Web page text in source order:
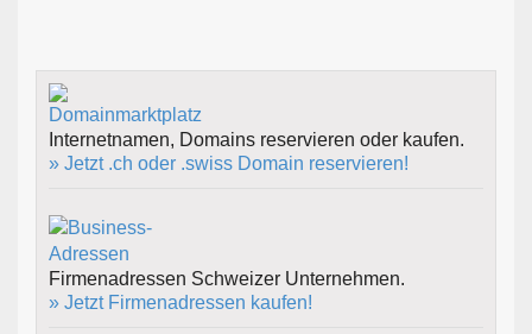
Internetnamen, Domains reservieren oder kaufen.
» Jetzt .ch oder .swiss Domain reservieren!
Firmenadressen Schweizer Unternehmen.
» Jetzt Firmenadressen kaufen!